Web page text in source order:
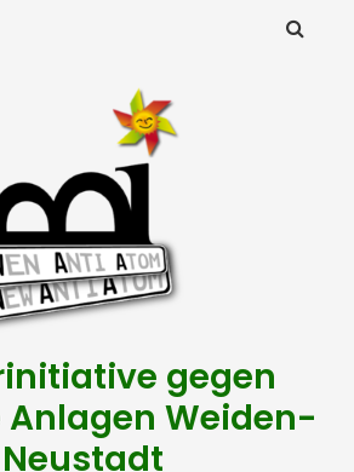
gegen
Weiden-
Neustadt